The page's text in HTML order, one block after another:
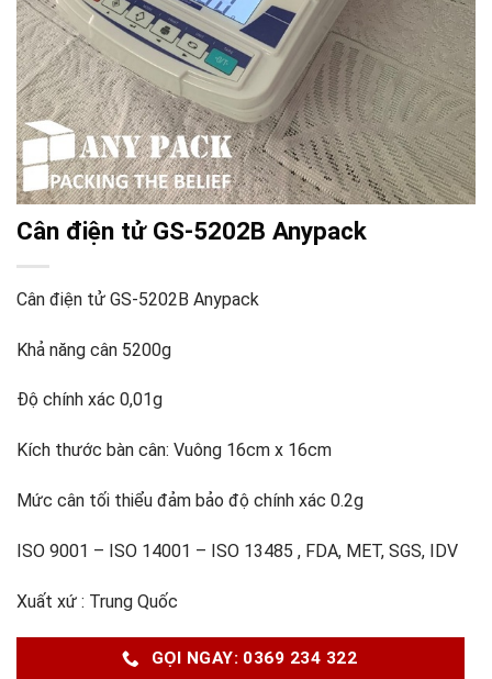
Cân điện tử GS-5202B Anypack
Cân điện tử GS-5202B Anypack
Khả năng cân 5200g
Độ chính xác 0,01g
Kích thước bàn cân: Vuông 16cm x 16cm
Mức cân tối thiểu đảm bảo độ chính xác 0.2g
ISO 9001 – ISO 14001 – ISO 13485 , FDA, MET, SGS, IDV
Xuất xứ : Trung Quốc
GỌI NGAY: 0369 234 322